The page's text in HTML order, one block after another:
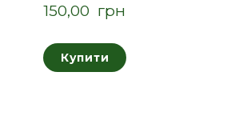
150,00  грн
Купити